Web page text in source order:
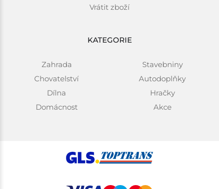
Vrátit zboží
KATEGORIE
Zahrada
Chovatelství
Dílna
Domácnost
Stavebniny
Autodoplňky
Hračky
Akce